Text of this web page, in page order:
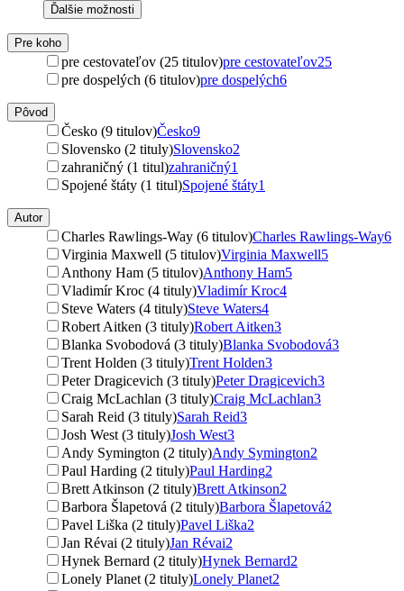
Ďalšie možnosti
Pre koho
pre cestovateľov (25 titulov)pre cestovateľov25
pre dospelých (6 titulov)pre dospelých6
Pôvod
Česko (9 titulov)Česko9
Slovensko (2 tituly)Slovensko2
zahraničný (1 titul)zahraničný1
Spojené štáty (1 titul)Spojené štáty1
Autor
Charles Rawlings-Way (6 titulov)Charles Rawlings-Way6
Virginia Maxwell (5 titulov)Virginia Maxwell5
Anthony Ham (5 titulov)Anthony Ham5
Vladimír Kroc (4 tituly)Vladimír Kroc4
Steve Waters (4 tituly)Steve Waters4
Robert Aitken (3 tituly)Robert Aitken3
Blanka Svobodová (3 tituly)Blanka Svobodová3
Trent Holden (3 tituly)Trent Holden3
Peter Dragicevich (3 tituly)Peter Dragicevich3
Craig McLachlan (3 tituly)Craig McLachlan3
Sarah Reid (3 tituly)Sarah Reid3
Josh West (3 tituly)Josh West3
Andy Symington (2 tituly)Andy Symington2
Paul Harding (2 tituly)Paul Harding2
Brett Atkinson (2 tituly)Brett Atkinson2
Barbora Šlapetová (2 tituly)Barbora Šlapetová2
Pavel Liška (2 tituly)Pavel Liška2
Jan Révai (2 tituly)Jan Révai2
Hynek Bernard (2 tituly)Hynek Bernard2
Lonely Planet (2 tituly)Lonely Planet2